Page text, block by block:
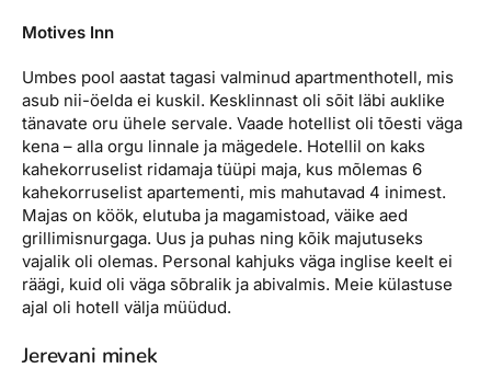
Motives Inn
Umbes pool aastat tagasi valminud apartmenthotell, mis
asub nii-öelda ei kuskil. Kesklinnast oli sõit läbi auklike
tänavate oru ühele servale. Vaade hotellist oli tõesti väga
kena – alla orgu linnale ja mägedele. Hotellil on kaks
kahekorruselist ridamaja tüüpi maja, kus mõlemas 6
kahekorruselist apartementi, mis mahutavad 4 inimest.
Majas on köök, elutuba ja magamistoad, väike aed
grillimisnurgaga. Uus ja puhas ning kõik majutuseks
vajalik oli olemas. Personal kahjuks väga inglise keelt ei
räägi, kuid oli väga sõbralik ja abivalmis. Meie külastuse
ajal oli hotell välja müüdud.
Jerevani minek